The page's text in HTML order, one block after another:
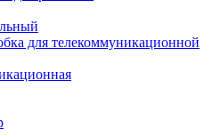
для телекоммуникационной